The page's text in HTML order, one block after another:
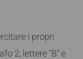
i propri
2, lettere “B” e